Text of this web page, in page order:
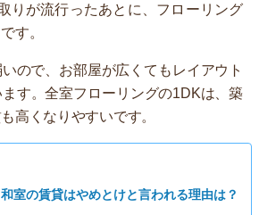
りが流行ったあとに、フローリング
す。
ので、お部屋が広くてもレイアウト
す。全室フローリングの1DKは、築
高くなりやすいです。
和室の賃貸はやめとけと言われる理由は？